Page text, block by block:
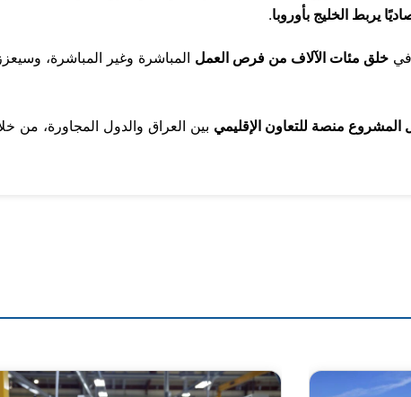
يربط الخليج بأوروبا.
خلق مئات الآلاف من فرص العمل المباشرة وغير المباشرة، وسيعزز
منصة للتعاون الإقليمي بين العراق والدول المجاورة، من